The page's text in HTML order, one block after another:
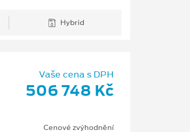
Hybrid
Vaše cena s DPH
506 748 Kč
Cenové zvýhodnění